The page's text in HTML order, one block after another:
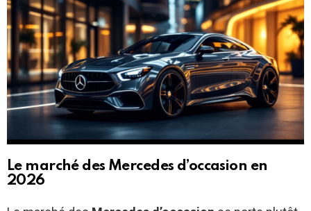
Le marché des Mercedes d’occasion en
2026